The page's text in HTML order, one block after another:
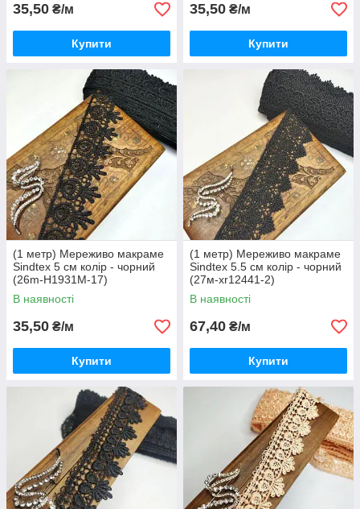
35,50 ₴/м
Купити
35,50 ₴/м
Купити
(1 метр) Мереживо макраме
Sindtex 5 см колір - чорний
(26m-H1931M-17)
В наявності
35,50 ₴/м
Купити
(1 метр) Мереживо макраме
Sindtex 5.5 см колір - чорний
(27м-xr12441-2)
В наявності
67,40 ₴/м
Купити